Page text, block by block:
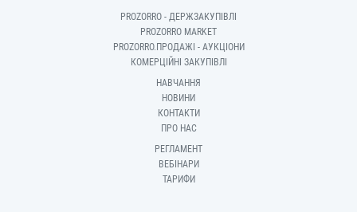
PROZORRO - ДЕРЖЗАКУПІВЛІ
PROZORRO MARKET
PROZORRO.ПРОДАЖІ - АУКЦІОНИ
КОМЕРЦІЙНІ ЗАКУПІВЛІ
НАВЧАННЯ
НОВИНИ
КОНТАКТИ
ПРО НАС
РЕГЛАМЕНТ
ВЕБІНАРИ
ТАРИФИ